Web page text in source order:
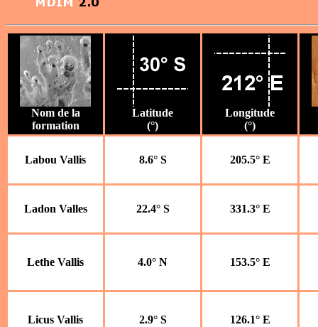
Nom de la
formation
Latitude
(°)
Longitude
(°)
Labou Vallis 8.6° S 205.5° E
Ladon Valles 22.4° S 331.3° E
Lethe Vallis 4.0° N 153.5° E
Licus Vallis 2.9° S 126.1° E